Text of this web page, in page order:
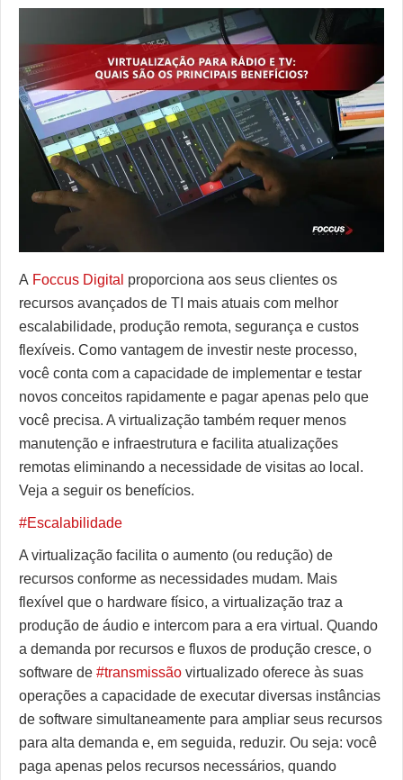
Dielectric
Enensys
ERI
GatesAir
Grass Valley
Haivision
Telos Alliance
Triveni Digital
VideoSwitch
A Foccus Digital proporciona aos seus clientes os
recursos avançados de TI mais atuais com melhor
escalabilidade, produção remota, segurança e custos
flexíveis. Como vantagem de investir neste processo,
você conta com a capacidade de implementar e testar
novos conceitos rapidamente e pagar apenas pelo que
você precisa. A virtualização também requer menos
manutenção e infraestrutura e facilita atualizações
remotas eliminando a necessidade de visitas ao local.
Veja a seguir os benefícios.
#Escalabilidade
A virtualização facilita o aumento (ou redução) de
recursos conforme as necessidades mudam. Mais
flexível que o hardware físico, a virtualização traz a
produção de áudio e intercom para a era virtual. Quando
a demanda por recursos e fluxos de produção cresce, o
software de #transmissão virtualizado oferece às suas
operações a capacidade de executar diversas instâncias
de software simultaneamente para ampliar seus recursos
para alta demanda e, em seguida, reduzir. Ou seja: você
paga apenas pelos recursos necessários, quando